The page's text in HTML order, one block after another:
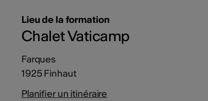
Lieu de la formation
Chalet Vaticamp
Farques
1925 Finhaut
Planifier un itinéraire